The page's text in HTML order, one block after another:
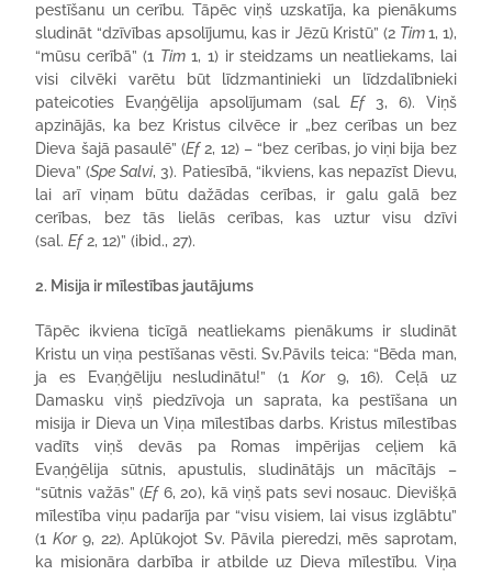
pestīšanu un cerību. Tāpēc viņš uzskatīja, ka pienākums
sludināt “dzīvības apsolījumu, kas ir Jēzū Kristū” (2 Tim 1, 1),
“mūsu cerībā” (1 Tim1, 1) ir steidzams un neatliekams, lai
visi cilvēki varētu būt līdzmantinieki un līdzdalībnieki
pateicoties Evaņģēlija apsolījumam (sal. Ef3, 6). Viņš
apzinājās, ka bez Kristus cilvēce ir „bez cerības un bez
Dieva šajā pasaulē” (Ef2, 12) – “bez cerības, jo viņi bija bez
Dieva” (Spe Salvi, 3). Patiesībā, “ikviens, kas nepazīst Dievu,
lai arī viņam būtu dažādas cerības, ir galu galā bez
cerības, bez tās lielās cerības, kas uztur visu dzīvi
(sal.Ef2, 12)” (ibid., 27).
2. Misija ir mīlestības jautājums
Tāpēc ikviena ticīgā neatliekams pienākums ir sludināt
Kristu un viņa pestīšanas vēsti. Sv.Pāvils teica: “Bēda man,
ja es Evaņģēliju nesludinātu!” (1 Kor9, 16). Ceļā uz
Damasku viņš piedzīvoja un saprata, ka pestīšana un
misija ir Dieva un Viņa mīlestības darbs. Kristus mīlestības
vadīts viņš devās pa Romas impērijas ceļiem kā
Evaņģēlija sūtnis, apustulis, sludinātājs un mācītājs –
“sūtnis važās” (Ef6, 20), kā viņš pats sevi nosauc. Dievišķā
mīlestība viņu padarīja par “visu visiem, lai visus izglābtu”
(1 Kor9, 22). Aplūkojot Sv. Pāvila pieredzi, mēs saprotam,
ka misionāra darbība ir atbilde uz Dieva mīlestību. Viņa